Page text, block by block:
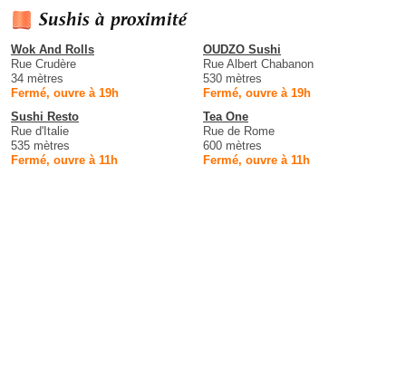
Sushis à proximité
Wok And Rolls
Rue Crudère
34 mètres
Fermé, ouvre à 19h
OUDZO Sushi
Rue Albert Chabanon
530 mètres
Fermé, ouvre à 19h
Sushi Resto
Rue d'Italie
535 mètres
Fermé, ouvre à 11h
Tea One
Rue de Rome
600 mètres
Fermé, ouvre à 11h